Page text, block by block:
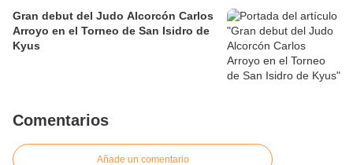
Gran debut del Judo Alcorcón Carlos
Arroyo en el Torneo de San Isidro de
Kyus
Comentarios
Añade un comentario